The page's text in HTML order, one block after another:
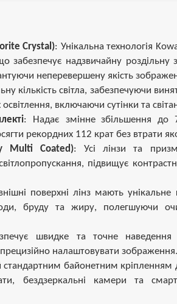
Crystal): Унікальна технологія
надзвичайну роздільну
неперевершену якість
кількість світла, забезпечуючи
включаючи сутінки та
: Надає змінне збільшення до
рекордних 112 крат без втрати
Multi Coated): Усі лінзи та
підвищує
поверхні лінз мають
бруду та жиру, полегшуючи
швидке та точне наведення
налаштовувати зображення.
байонетним кріпленням
бездзеркальні камери та